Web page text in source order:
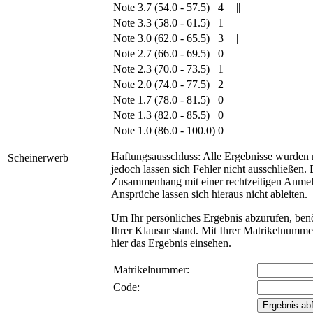
Scheinerwerb
Note 3.7 (54.0 - 57.5)
4
||||
Note 3.3 (58.0 - 61.5)
1
|
Note 3.0 (62.0 - 65.5)
3
|||
Note 2.7 (66.0 - 69.5)
0
Note 2.3 (70.0 - 73.5)
1
|
Note 2.0 (74.0 - 77.5)
2
||
Note 1.7 (78.0 - 81.5)
0
Note 1.3 (82.0 - 85.5)
0
Note 1.0 (86.0 - 100.0) 0
Haftungsausschluss: Alle Ergebnisse
jedoch lassen sich Fehler nicht
Zusammenhang mit einer rechtzeitigen
Ansprüche lassen sich hieraus nicht ableiten.
Um Ihr persönliches Ergebnis abzurufen,
Ihrer Klausur stand. Mit Ihrer
hier das Ergebnis einsehen.
Matrikelnummer:
Code: